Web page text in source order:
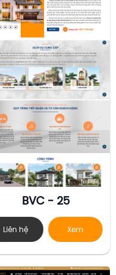
BVC - 25
Liên hệ Xem